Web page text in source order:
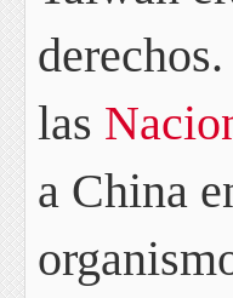
las
a China